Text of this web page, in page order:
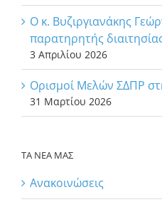
Ο κ. Βυζιργιανάκης
παρατηρητής
3 Απριλίου 2026
Ορισμοί Μελών ΣΔΠΡ
31 Μαρτίου 2026
ΤΑ ΝΕΑ ΜΑΣ
Ανακοινώσεις